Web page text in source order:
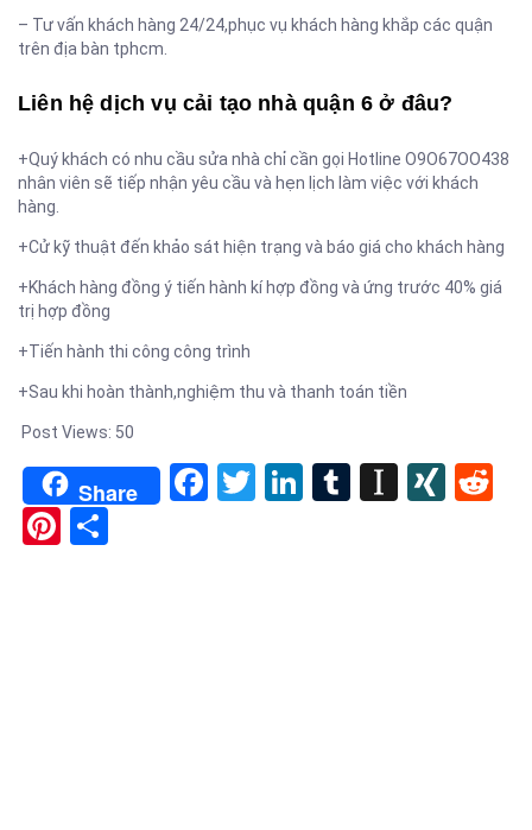
– Tư vấn khách hàng 24/24,phục vụ khách hàng khắp các quận
trên địa bàn tphcm.
Liên hệ dịch vụ cải tạo nhà quận 6 ở đâu?
+Quý khách có nhu cầu sửa nhà chỉ cần gọi Hotline O9O67OO438
nhân viên sẽ tiếp nhận yêu cầu và hẹn lịch làm việc với khách
hàng.
+Cử kỹ thuật đến khảo sát hiện trạng và báo giá cho khách hàng
+Khách hàng đồng ý tiến hành kí hợp đồng và ứng trước 40% giá
trị hợp đồng
+Tiến hành thi công công trình
+Sau khi hoàn thành,nghiệm thu và thanh toán tiền
Post Views: 50
Share Facebook
TwitterLinkedIn
Tumblr
Pinterest